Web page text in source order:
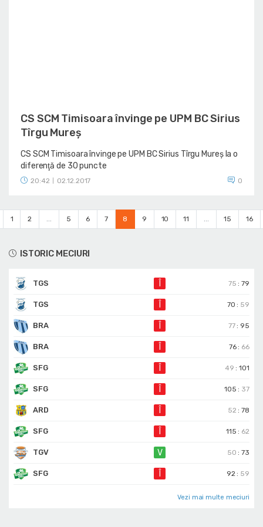
ISTORIC MECIURI
TGS 75 :79
TGS 70 : 59
BRA 77 : 95
BRA 76 : 66
SFG 49 :101
SFG 105 : 37
ARD 52 :78
SFG 115 : 62
TGV V 50 :73
SFG 92 : 59
Vezi mai multe meciuri
CS SCM Timisoara învinge pe UPM BC Sirius
Tîrgu Mureș
CS SCM Timisoara învinge pe UPM BC Sirius Tîrgu Mureș la o
diferenţă de 30 puncte
20:42 02.12.2017 0
1 2 ... 5 6 7 8 9 10 11 ... 15 16